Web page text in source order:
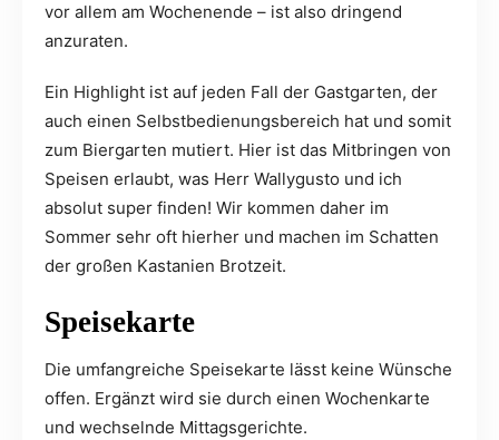
vor allem am Wochenende – ist also dringend
anzuraten.
Ein Highlight ist auf jeden Fall der Gastgarten, der
auch einen Selbstbedienungsbereich hat und somit
zum Biergarten mutiert. Hier ist das Mitbringen von
Speisen erlaubt, was Herr Wallygusto und ich
absolut super finden! Wir kommen daher im
Sommer sehr oft hierher und machen im Schatten
der großen Kastanien Brotzeit.
Speisekarte
Die umfangreiche Speisekarte lässt keine Wünsche
offen. Ergänzt wird sie durch einen Wochenkarte
und wechselnde Mittagsgerichte.